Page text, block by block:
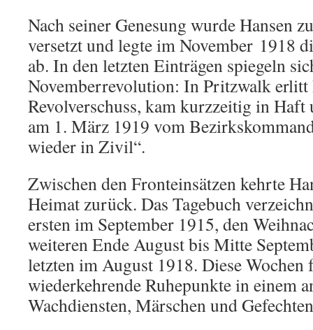
Nach seiner Genesung wurde Hansen
versetzt und legte im November 1918
ab. In den letzten Einträgen spiegeln
Novemberrevolution: In Pritzwalk erlitt
Revolverschuss, kam kurzzeitig in
am 1. März 1919 vom
wieder in Zivil“.
Zwischen den Fronteinsätzen kehrte
Heimat zurück. Das Tagebuch
ersten im September 1915, den
weiteren Ende August bis Mitte
letzten im August 1918. Diese
wiederkehrende Ruhepunkte in einem
Wachdiensten, Märschen und